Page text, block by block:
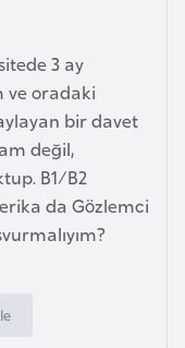
3 ay
ve oradaki
bir davet
değil,
B1/B2
da Gözlemci